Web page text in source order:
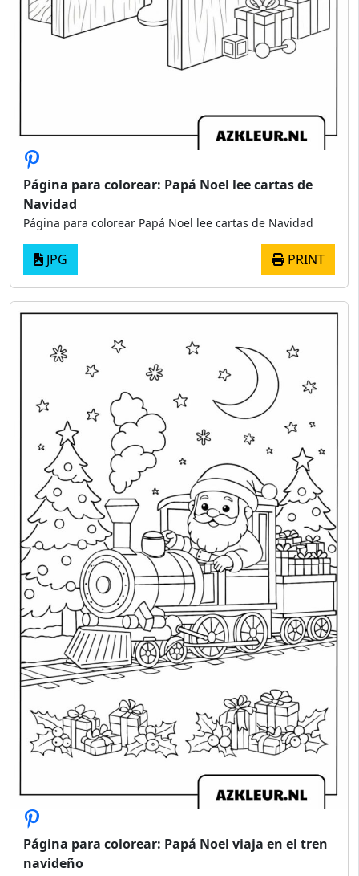
Página para colorear: Papá Noel lee cartas de
Navidad
Página para colorear Papá Noel lee cartas de Navidad
JPG PRINT
Página para colorear: Papá Noel viaja en el tren
navideño